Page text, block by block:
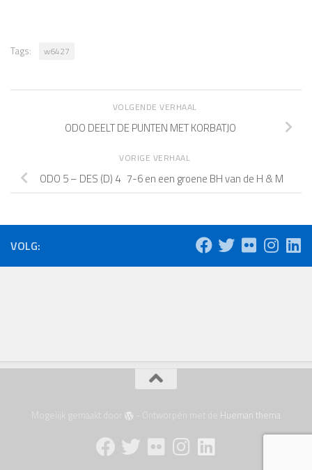
Tags: w6427
VOLGENDE VERHAAL
ODO DEELT DE PUNTEN MET KORBATJO
VORIGE VERHAAL
ODO 5 – DES (D) 4 7-6 en een groene BH van de H & M
VOLG:
Mogelijk gemaakt door - Ontworpen met de Hueman thema